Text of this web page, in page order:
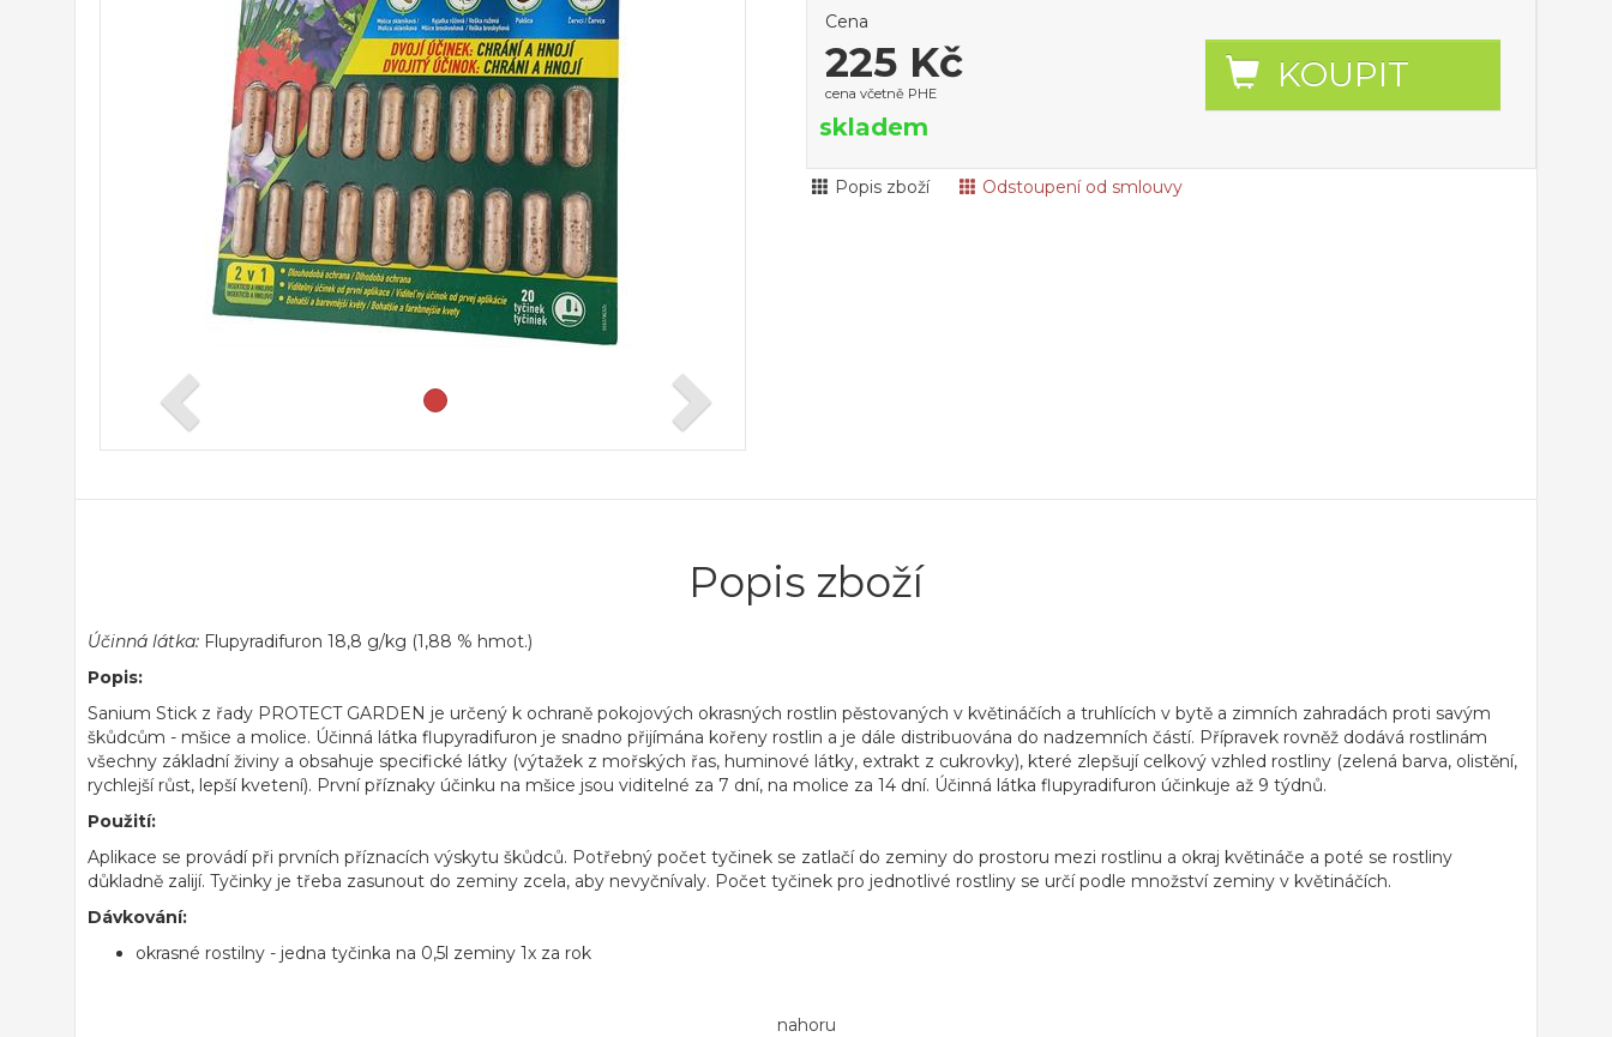
Cena
225 Kč
cena včetně PHE KOUPIT
skladem
Popis zboží Odstoupení od smlouvy
Popis zboží
Účinná látka: Flupyradifuron 18,8 g/kg (1,88 % hmot.)
Popis:
Sanium Stick z řady PROTECT GARDEN je určený k ochraně pokojových okrasných rostlin pěstovaných v květináčích a truhlících v bytě a zimních zahradách proti savým
škůdcům - mšice a molice. Účinná látka flupyradifuron je snadno přijímána kořeny rostlin a je dále distribuována do nadzemních částí. Přípravek rovněž dodává rostlinám
všechny základní živiny a obsahuje specifické látky (výtažek z mořských řas, huminové látky, extrakt z cukrovky), které zlepšují celkový vzhled rostliny (zelená barva, olistění,
rychlejší růst, lepší kvetení). První příznaky účinku na mšice jsou viditelné za 7 dní, na molice za 14 dní. Účinná látka flupyradifuron účinkuje až 9 týdnů.
Použití:
Aplikace se provádí při prvních příznacích výskytu škůdců. Potřebný počet tyčinek se zatlačí do zeminy do prostoru mezi rostlinu a okraj květináče a poté se rostliny
důkladně zalijí. Tyčinky je třeba zasunout do zeminy zcela, aby nevyčnívaly. Počet tyčinek pro jednotlivé rostliny se určí podle množství zeminy v květináčích.
Dávkování:
okrasné rostilny - jedna tyčinka na 0,5l zeminy 1x za rok
nahoru